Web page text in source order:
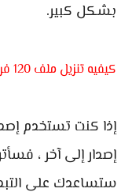
بشكل كبير.
كيفيه تنزيل ملف 120 فريم التحديث الجديد
إصدار إلى آخر ،
ستساعدك على